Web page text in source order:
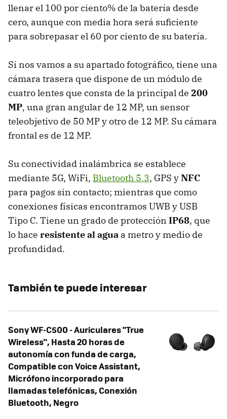
llenar el 100 por ciento% de la batería desde
cero, aunque con media hora será suficiente
para sobrepasar el 60 por ciento de su batería.
Si nos vamos a su apartado fotográfico, tiene una
cámara trasera que dispone de un módulo de
cuatro lentes que consta de la principal de 200
MP, una gran angular de 12 MP, un sensor
teleobjetivo de 50 MP y otro de 12 MP. Su cámara
frontal es de 12 MP.
Su conectividad inalámbrica se establece
mediante 5G, WiFi, Bluetooth 5.3, GPS yNFC
para pagos sin contacto; mientras que como
conexiones físicas encontramos UWB y USB
Tipo C. Tiene un grado de protección IP68, que
lo hace resistente al agua a metro y medio de
profundidad.
También te puede interesar
Sony WF-C500 - Auriculares "True
Wireless", Hasta 20 horas de
autonomía con funda de carga,
Compatible con Voice Assistant,
Micrófono incorporado para
llamadas telefónicas, Conexión
Bluetooth, Negro